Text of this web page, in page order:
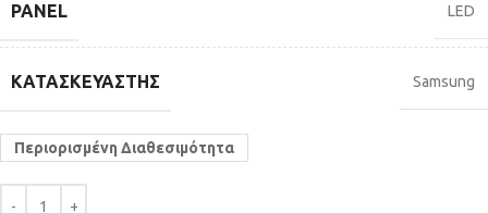
PANEL LED
ΚΑΤΑΣΚΕΥΑΣΤΉΣ Samsung
Περιορισμένη Διαθεσιμότητα